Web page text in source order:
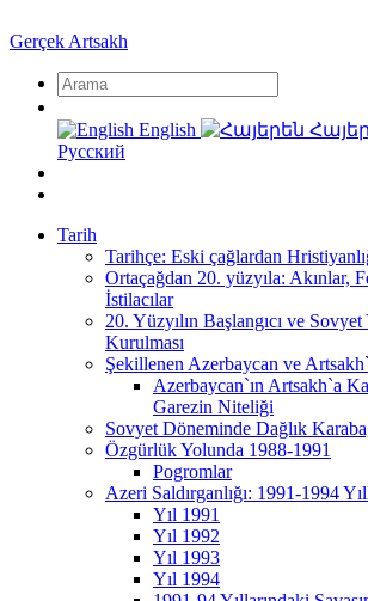
Gerçek Artsakh
English
Русский
Tarih
Tarihçe: Eski çağlardan
Ortaçağdan 20. yüzyıla: Akınlar,
İstilacılar
20. Yüzyılın Başlangıcı ve
Kurulması
Şekillenen Azerbaycan ve
Azerbaycan`ın Artsakh`a
Garezin Niteliği
Sovyet Döneminde Dağlık
Özgürlük Yolunda 1988-1991
Pogromlar
Azeri Saldırganlığı: 1991-1994
Yıl 1991
Yıl 1992
Yıl 1993
Yıl 1994